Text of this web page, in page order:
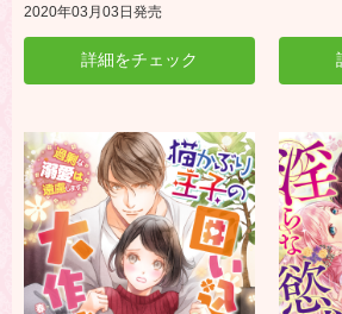
2020年03月03日発売
詳細をチェック